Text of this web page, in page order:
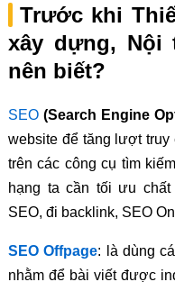
Trước khi
xây dựng, Nội
nên biết?
SEO(Search Engine
website để tăng lượt truy
trên các công cụ tìm
hạng ta cần tối ưu
SEO, đi backlink, SEO
SEO Offpage: là dùng
nhằm để bài viết được